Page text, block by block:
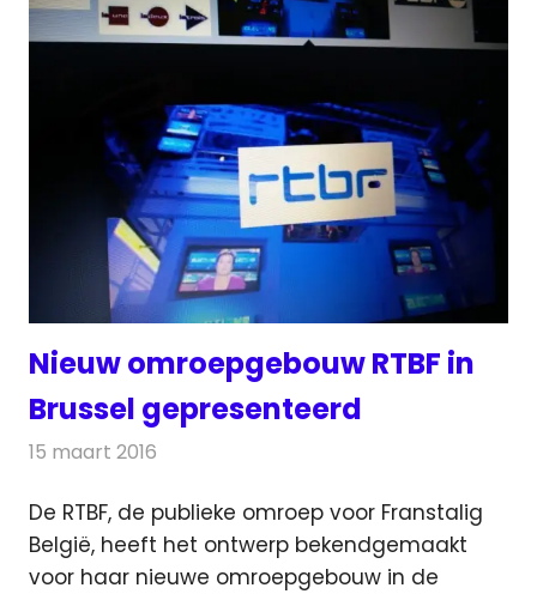
Nieuw omroepgebouw RTBF in
Brussel gepresenteerd
15 maart 2016
De RTBF, de publieke omroep voor Franstalig
België, heeft het ontwerp bekendgemaakt
voor haar nieuwe omroepgebouw in de